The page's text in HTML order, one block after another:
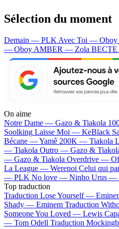
Sélection du moment
Demain — PLK Avec Toi — Oboy
— Oboy AMBER — Zola
On aime
Notre Dame — Gazo & Tiakola
Soolking Laisse Moi — KeBlack
Bécane —Yamê 200K — Tiakola
— Tiakola Outro — Gazo &
— Gazo & Tiakola Overdrive —
La League — Werenoi Celui qui
— PLK No love — Ninho Urus —
Top traduction
Traduction Lose Yourself —
Shady — Eminem Traduction
Someone You Loved — Lewis
— Tom Odell Traduction